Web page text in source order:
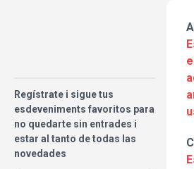
Regístrate i sigue tus
esdeveniments favoritos para
no quedarte sin entrades i
estar al tanto de todas las
novedades